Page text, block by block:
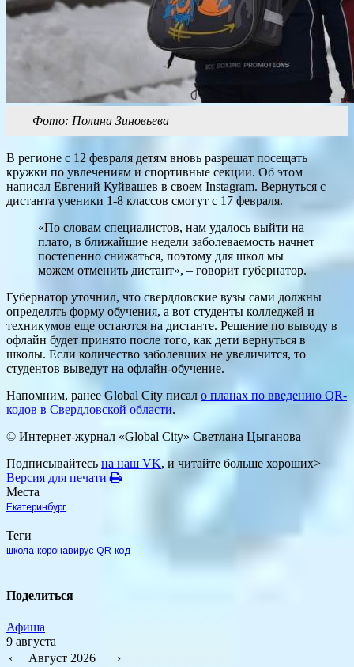
Фото: Полина Зиновьева
В регионе с 12 февраля детям вновь разрешат посещать
кружки по увлечениям и спортивные секции. Об этом
написал Евгений Куйвашев в своем Instagram. Вернуться с
дистанта ученики 1-8 классов смогут с 17 февраля.
«По словам специалистов, нам удалось выйти на
плато, в ближайшие недели заболеваемость начнет
постепенно снижаться, поэтому для школ мы
можем отменить дистант», – говорит губернатор.
Губернатор уточнил, что свердловские вузы сами должны
определять форму обучения, а вот студенты колледжей и
техникумов еще остаются на дистанте. Решение по выводу в
офлайн будет принято после того, как дети вернуться в
школы. Если количество заболевших не увеличится, то
студентов выведут на офлайн-обучение.
Напомним, ранее Global City писал о планах по введению QR-
кодов в Свердловской области.
© Интернет-журнал «Global City» Светлана Цыганова
Подписывайтесь на наш VK, и читайте больше хороших>
Версия для печати
Места
Екатеринбург
Теги
школа коронавирус QR-код
Поделиться
Афиша
9 августа
‹
Август 2026
›